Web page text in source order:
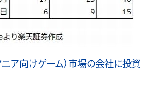
ニア向けゲーム）市場の会社に投資